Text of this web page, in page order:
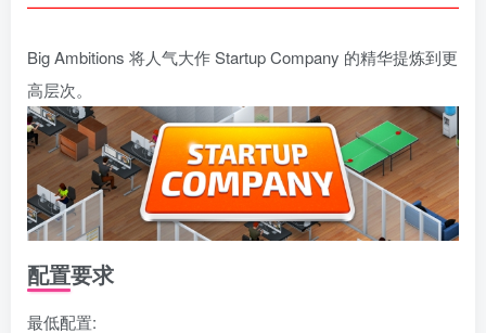
Big Ambitions 将人气大作 Startup Company 的精华提炼到更
高层次。
配置要求
最低配置: